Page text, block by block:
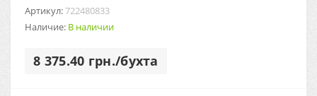
Артикул:722480833
Наличие: В наличии
8 375.40 грн./бухта